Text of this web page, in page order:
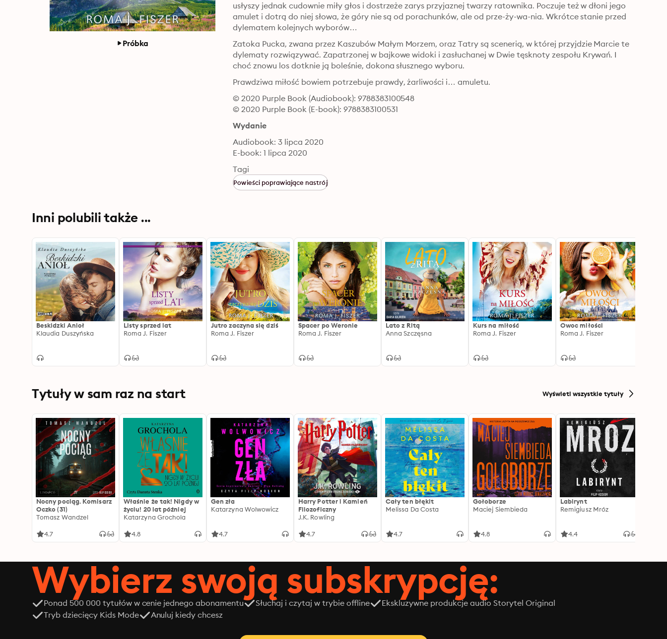
Próbka
usłyszy jednak cudownie miły głos i dostrzeże zarys przyjaznej twarzy ratownika. Poczuje też w dłoni jego
amulet i dotrą do niej słowa, że góry nie są od porachunków, ale od prze-ży-wa-nia. Wkrótce stanie przed
dylematem kolejnych wyborów…
Zatoka Pucka, zwana przez Kaszubów Małym Morzem, oraz Tatry są scenerią, w której przyjdzie Marcie te
dylematy rozwiązywać. Zapatrzonej w bajkowe widoki i zasłuchanej w Dwie tęsknoty zespołu Krywań. I
choć znowu los dotknie ją boleśnie, dokona słusznego wyboru.
Prawdziwa miłość bowiem potrzebuje prawdy, żarliwości i… amuletu.
© 2020 Purple Book (Audiobook): 9788383100548
© 2020 Purple Book (E-book): 9788383100531
Wydanie
Audiobook: 3 lipca 2020
E-book: 1 lipca 2020
Tagi
Powieści poprawiające nastrój
Inni polubili także ...
Beskidzki Anioł
Klaudia Duszyńska
Listy sprzed lat
Roma J. Fiszer
Jutro zaczyna się dziś
Roma J. Fiszer
Spacer po Weronie
Roma J. Fiszer
Lato z Ritą
Anna Szczęsna
Kurs na miłość
Roma J. Fiszer
Owoc miłości
Roma J. Fiszer
Tytuły w sam raz na start Wyświetl wszystkie tytuły
Nocny pociąg. Komisarz
Oczko (31)
Tomasz Wandzel
4.7
Właśnie że tak! Nigdy w
życiu! 20 lat później
Katarzyna Grochola
4.8
Gen zła
Katarzyna Wolwowicz
4.7
Harry Potter i Kamień
Filozoficzny
J.K. Rowling
4.7
Cały ten błękit
Melissa Da Costa
4.7
Gołoborze
Maciej Siembieda
4.8
Labirynt
Remigiusz Mróz
4.4
Wybierz swoją subskrypcję:
Ponad 500 000 tytułów w cenie jednego abonamentu Słuchaj i czytaj w trybie offline
Ekskluzywne produkcje audio Storytel Original
Tryb dziecięcy Kids Mode
Anuluj kiedy chcesz